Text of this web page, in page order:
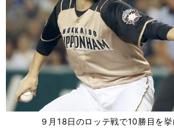
９月18日のロッテ戦で10勝目を